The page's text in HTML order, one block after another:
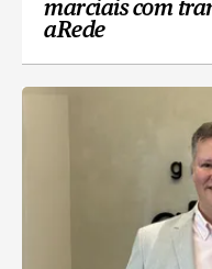
marciais com
aRede